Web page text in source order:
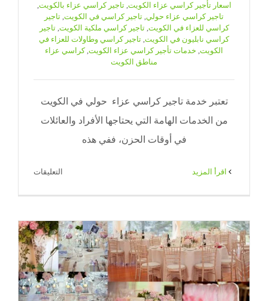
اسعار تأجير كراسي عزاء الكويت,تاجير كراسي عزاء بالكويت,
تاجير كراسي عزاء حولي, تاجير كراسي في الكويت, تاجير
كراسي للعزاء في الكويت,تاجير كراسي ملكية الكويت,تاجير
كراسي نابليون في الكويت, تاجير كراسي وطاولات للعزاء في
الكويت, خدمات تأجير كراسي عزاء الكويت,كراسي عزاء
مناطق الكويت
تعتبر خدمة تاجير كراسي عزاء حولي في الكويت
من الخدمات الهامة التي يحتاجها الأفراد والعائلات
في أوقات الحزن، ففي هذه
التعليقات
حولي|
65080771
|
ضيافة
الكويت